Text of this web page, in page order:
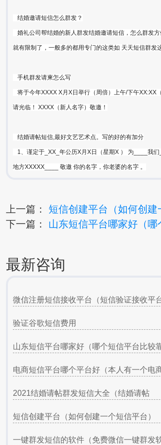
结婚邀请短信怎么群发？
婚礼公司帮结婚的新人群发结婚邀请短信，怎么群发
就有限制了，一般多的都用专门的这类如 天天短信群发
手机群发请柬怎么写
将于今年XXXX X月X日举行（周倍）上午/下午XX:XX
请光临！ XXXX（新人名字）敬邀！
结婚请帖短信,最好文艺艺术点。写的好的有加分
1、谨定于_XX_年公历X月X日（星期X ） 为____我
地方XXXXX____ 敬邀 你的名字，你老婆的名字 。
上一篇： 短信创建平台（如何创建
下一篇： 山东短信平台哪家好（哪
最新咨询
微信注册短信接收平台（短信验证接收平
验证谷歌短信费用
山东短信平台哪家好（哪个短信平台比较
电商短信平台哪个平台好（本人有一个电
2021结婚请帖群发短信大全（结婚请帖
短信创建平台（如何创建一个短信平台）
一键群发短信的软件（免费微信一键群发